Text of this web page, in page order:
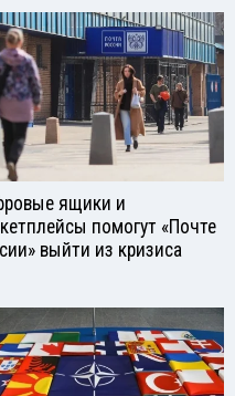
ящики и
помогут «Почте
выйти из кризиса